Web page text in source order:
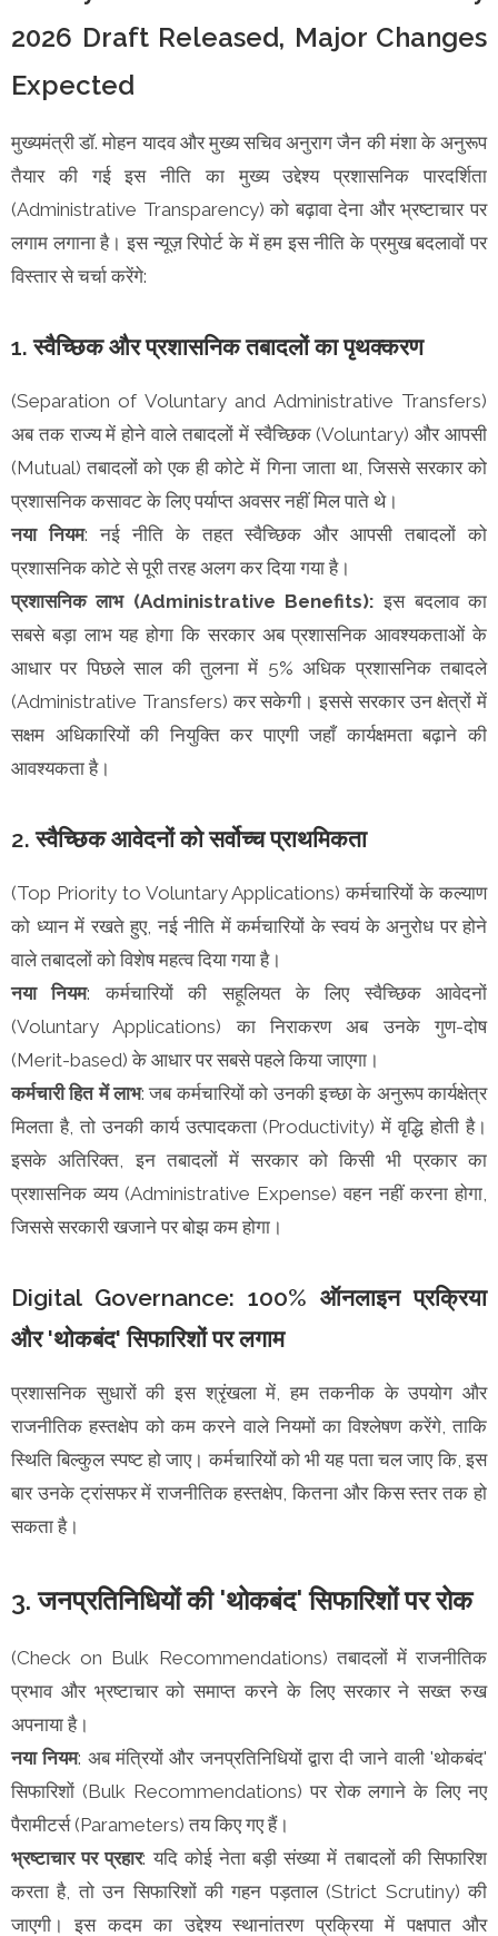
2026 Draft Released, Major Changes
Expected
मुख्यमंत्री डॉ. मोहन यादव और मुख्य सचिव अनुराग जैन की मंशा के अनुरूप
तैयार की गई इस नीति का मुख्य उद्देश्य प्रशासनिक पारदर्शिता
(Administrative Transparency) को बढ़ावा देना और भ्रष्टाचार पर
लगाम लगाना है। इस न्यूज़ रिपोर्ट के में हम इस नीति के प्रमुख बदलावों पर
विस्तार से चर्चा करेंगे:
1. स्वैच्छिक और प्रशासनिक तबादलों का पृथक्करण
(Separation of Voluntary and Administrative Transfers)
अब तक राज्य में होने वाले तबादलों में स्वैच्छिक (Voluntary) और आपसी
(Mutual) तबादलों को एक ही कोटे में गिना जाता था, जिससे सरकार को
प्रशासनिक कसावट के लिए पर्याप्त अवसर नहीं मिल पाते थे।
नया नियम: नई नीति के तहत स्वैच्छिक और आपसी तबादलों को
प्रशासनिक कोटे से पूरी तरह अलग कर दिया गया है।
प्रशासनिक लाभ (Administrative Benefits):इस बदलाव का
सबसे बड़ा लाभ यह होगा कि सरकार अब प्रशासनिक आवश्यकताओं के
आधार पर पिछले साल की तुलना में 5% अधिक प्रशासनिक तबादले
(Administrative Transfers) कर सकेगी। इससे सरकार उन क्षेत्रों में
सक्षम अधिकारियों की नियुक्ति कर पाएगी जहाँ कार्यक्षमता बढ़ाने की
आवश्यकता है।
2. स्वैच्छिक आवेदनों को सर्वोच्च प्राथमिकता
(Top Priority to Voluntary Applications) कर्मचारियों के कल्याण
को ध्यान में रखते हुए, नई नीति में कर्मचारियों के स्वयं के अनुरोध पर होने
वाले तबादलों को विशेष महत्व दिया गया है।
नया नियम: कर्मचारियों की सहूलियत के लिए स्वैच्छिक आवेदनों
(Voluntary Applications) का निराकरण अब उनके गुण-दोष
(Merit-based) के आधार पर सबसे पहले किया जाएगा।
कर्मचारी हित में लाभ: जब कर्मचारियों को उनकी इच्छा के अनुरूप कार्यक्षेत्र
मिलता है, तो उनकी कार्य उत्पादकता (Productivity) में वृद्धि होती है।
इसके अतिरिक्त, इन तबादलों में सरकार को किसी भी प्रकार का
प्रशासनिक व्यय (Administrative Expense) वहन नहीं करना होगा,
जिससे सरकारी खजाने पर बोझ कम होगा।
Digital Governance: 100% ऑनलाइन प्रक्रिया
और 'थोकबंद' सिफारिशों पर लगाम
प्रशासनिक सुधारों की इस श्रृंखला में, हम तकनीक के उपयोग और
राजनीतिक हस्तक्षेप को कम करने वाले नियमों का विश्लेषण करेंगे, ताकि
स्थिति बिल्कुल स्पष्ट हो जाए। कर्मचारियों को भी यह पता चल जाए कि, इस
बार उनके ट्रांसफर में राजनीतिक हस्तक्षेप, कितना और किस स्तर तक हो
सकता है।
3. जनप्रतिनिधियों की 'थोकबंद' सिफारिशों पर रोक
(Check on Bulk Recommendations) तबादलों में राजनीतिक
प्रभाव और भ्रष्टाचार को समाप्त करने के लिए सरकार ने सख्त रुख
अपनाया है।
नया नियम: अब मंत्रियों और जनप्रतिनिधियों द्वारा दी जाने वाली 'थोकबंद'
सिफारिशों (Bulk Recommendations) पर रोक लगाने के लिए नए
पैरामीटर्स (Parameters) तय किए गए हैं।
भ्रष्टाचार पर प्रहार: यदि कोई नेता बड़ी संख्या में तबादलों की सिफारिश
करता है, तो उन सिफारिशों की गहन पड़ताल (Strict Scrutiny) की
जाएगी। इस कदम का उद्देश्य स्थानांतरण प्रक्रिया में पक्षपात और